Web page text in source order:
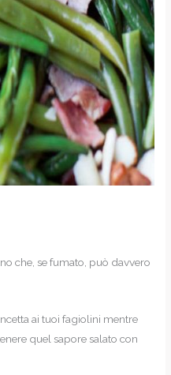
che, se fumato, può davvero
ai tuoi fagiolini mentre
quel sapore salato con